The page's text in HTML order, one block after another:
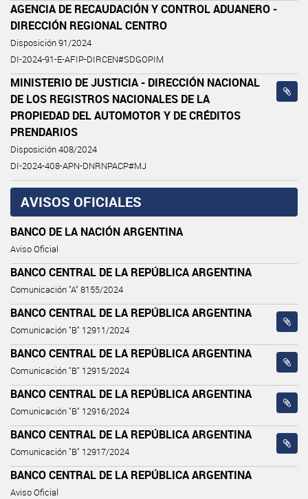
AGENCIA DE RECAUDACIÓN Y CONTROL ADUANERO -
DIRECCIÓN REGIONAL CENTRO
Disposición 91/2024
DI-2024-91-E-AFIP-DIRCEN#SDGOPIM
MINISTERIO DE JUSTICIA - DIRECCIÓN NACIONAL
DE LOS REGISTROS NACIONALES DE LA
PROPIEDAD DEL AUTOMOTOR Y DE CRÉDITOS
PRENDARIOS
Disposición 408/2024
DI-2024-408-APN-DNRNPACP#MJ
AVISOS OFICIALES
BANCO DE LA NACIÓN ARGENTINA
Aviso Oficial
BANCO CENTRAL DE LA REPÚBLICA ARGENTINA
Comunicación "A" 8155/2024
BANCO CENTRAL DE LA REPÚBLICA ARGENTINA
Comunicación "B" 12911/2024
BANCO CENTRAL DE LA REPÚBLICA ARGENTINA
Comunicación "B" 12915/2024
BANCO CENTRAL DE LA REPÚBLICA ARGENTINA
Comunicación "B" 12916/2024
BANCO CENTRAL DE LA REPÚBLICA ARGENTINA
Comunicación "B" 12917/2024
BANCO CENTRAL DE LA REPÚBLICA ARGENTINA
Aviso Oficial